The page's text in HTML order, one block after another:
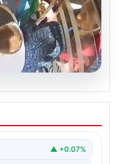
şoför Sinan▲ +0.07%